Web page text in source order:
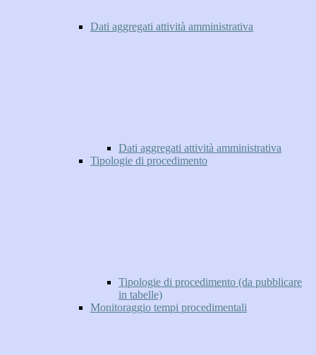
Dati aggregati attività amministrativa
Dati aggregati attività amministrativa
Tipologie di procedimento
Tipologie di procedimento (da pubblicare
in tabelle)
Monitoraggio tempi procedimentali